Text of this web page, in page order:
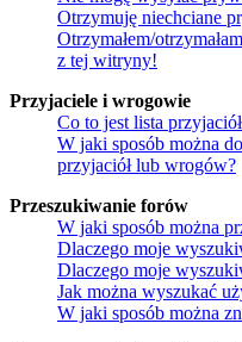
Otrzymuję niechciane
Otrzymałem/
z tej witryny!
Przyjaciele i wrogowie
Co to jest lista
W jaki sposób można
przyjaciół lub wrogów?
Przeszukiwanie forów
W jaki sposób można
Dlaczego moje
Dlaczego moje
Jak można wyszukać
W jaki sposób można